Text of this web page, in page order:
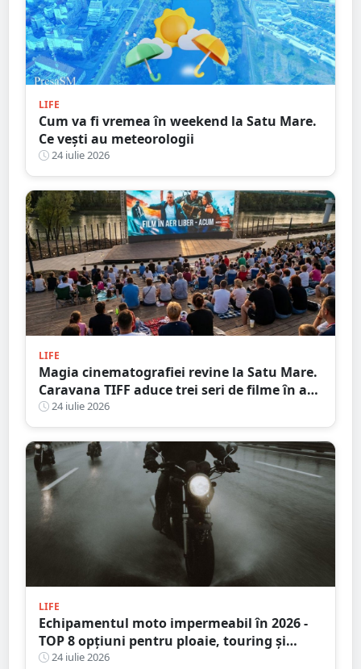
LIFE
Cum va fi vremea în weekend la Satu Mare.
Ce vești au meteorologii
24 iulie 2026
LIFE
Magia cinematografiei revine la Satu Mare.
Caravana TIFF aduce trei seri de filme în aer
liber pe malul Someșului
24 iulie 2026
LIFE
Echipamentul moto impermeabil în 2026 -
TOP 8 opțiuni pentru ploaie, touring și
adventure
24 iulie 2026